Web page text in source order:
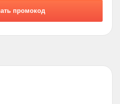
Копировать промокод